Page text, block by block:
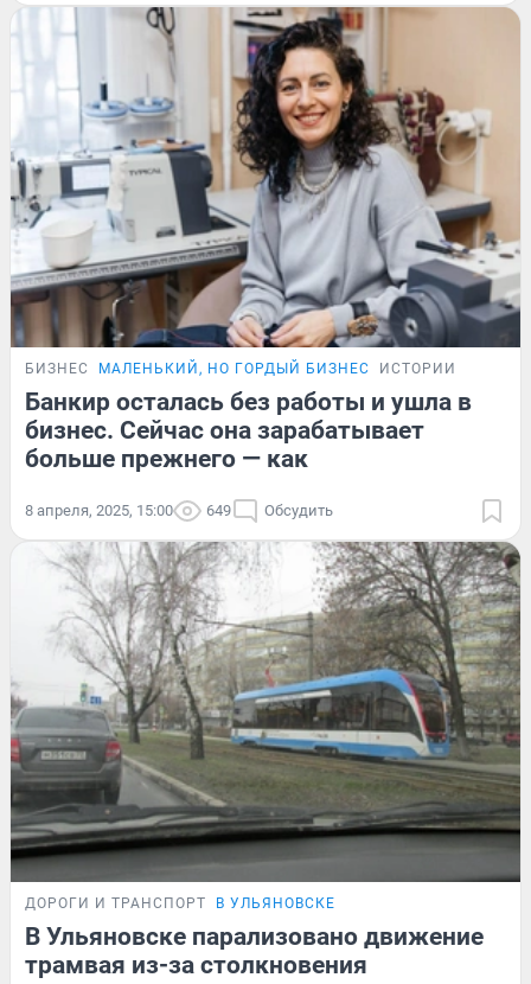
БИЗНЕС МАЛЕНЬКИЙ, НО ГОРДЫЙ БИЗНЕС ИСТОРИИ
Банкир осталась без работы и ушла в
бизнес. Сейчас она зарабатывает
больше прежнего — как
8 апреля, 2025, 15:00 649 Обсудить
ДОРОГИ И ТРАНСПОРТ В УЛЬЯНОВСКЕ
В Ульяновске парализовано движение
трамвая из-за столкновения